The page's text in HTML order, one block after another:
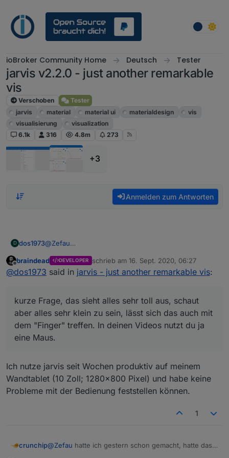
ioBroker Community Home Deutsch Tester
jarvis v2.2.0 - just another remarkable
vis
Verschoben
Tester
jarvis
material material ui materialdesign
vis
visualisierung
visualization
6.1k
316 4.8m 273
+3
Anmelden zum Antworten
D dos1973@Zefau
alles sehr klein zu sein, lässt sich das auch mit dem
"Finger" treffen. In deinen Videos nutzt du ja eine
ich muss das mal am WE probieren, aber das war
mein erster Eindruck
Offline
braindead DEVELOPER schrieb am 16. Sept. 2020, 06:27
zuletzt editiert von
@dos1973 said in jarvis - just another remarkable vis:
kurze Frage, das sieht alles sehr toll aus, schaut
aber alles sehr klein zu sein, lässt sich das auch mit
dem "Finger" treffen. In deinen Videos nutzt du ja
eine Maus.
Ich nutze jarvis seit Wochen produktiv auf meinem
Wandtablet (10 Zoll; 1280x800 Pixel) und habe keine
Probleme mit der Bedienung feststellen können.
1
crunchip@Zefau hatte ich gestern schon gemacht, hatte das